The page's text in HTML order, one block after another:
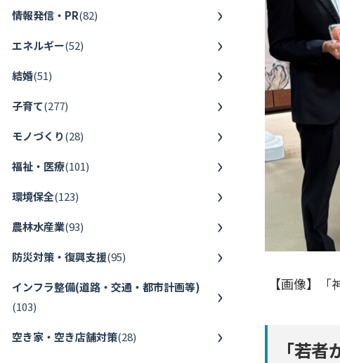
情報発信・PR(82)
エネルギー(52)
結婚(51)
子育て(277)
モノづくり(28)
福祉・医療(101)
環境保全(123)
農林水産業(93)
防災対策・復興支援(95)
インフラ整備(道路・交通・都市計画等)
(103)
空き家・空き店舗対策(28)
【画像】
「若